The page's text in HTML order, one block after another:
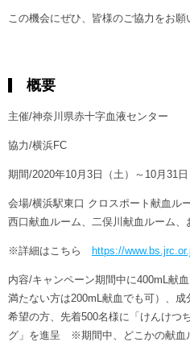
ヒストリー
ホームタウン活動
横浜FCスポーツクラブ
ニッパツ横浜FCシーガルズ
ゲームスチュワード
学生インターンシップ
クラブメンバー
スペシャルコンテンツ
オリジナルビール
アカデミー選手
チアスクール
お問い合わせ
この機会にぜひ、皆様のご協力をお願
概要
主催/神奈川県赤十字血液センター
協力/横浜FC
期間/2020年10月3日（土）～10月31日
会場/横浜駅東口 クロスポート献血ル
西口献血ルーム、二俣川献血ルーム、
※詳細はこちら https://
内容/キャンペーン期間中に400mL献
満たない方は200mL献血でも可）、
希望の方、先着500名様に「けんけつ
グ」を進呈 ※期間中、どこかの献血